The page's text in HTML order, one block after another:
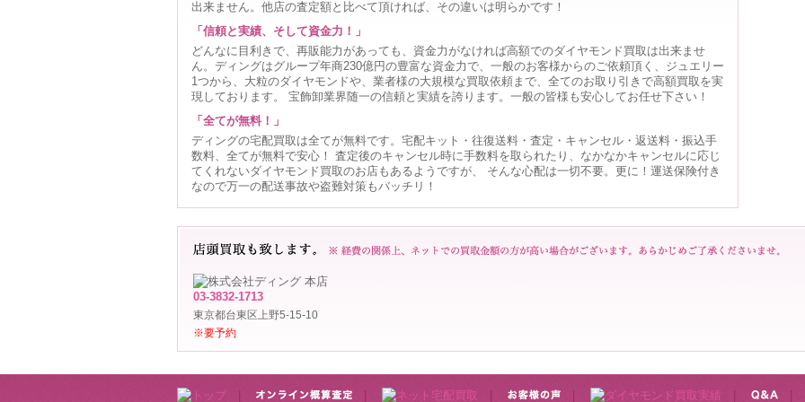
出来ません。他店の査定額と比べて頂ければ、その違いは明らかです！
「信頼と実績、そして資金力！」
どんなに目利きで、再販能力があっても、資金力がなければ高額でのダイヤモンド買取は出来ませ
ん。ディングはグループ年商230億円の豊富な資金力で、一般のお客様からのご依頼頂く、ジュエリー
1つから、大粒のダイヤモンドや、業者様の大規模な買取依頼まで、全てのお取り引きで高額買取を実
現しております。 宝飾卸業界随一の信頼と実績を誇ります。一般の皆様も安心してお任せ下さい！
「全てが無料！」
ディングの宅配買取は全てが無料です。宅配キット・往復送料・査定・キャンセル・返送料・振込手
数料、全てが無料で安心！ 査定後のキャンセル時に手数料を取られたり、なかなかキャンセルに応じ
てくれないダイヤモンド買取のお店もあるようですが、 そんな心配は一切不要。更に！運送保険付き
なので万一の配送事故や盗難対策もバッチリ！
03-3832-1713
東京都台東区上野5-15-10
※要予約